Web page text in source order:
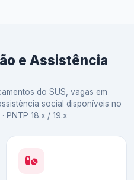
e Assistência
do SUS, vagas em
social disponíveis no
PNTP 18.x / 19.x